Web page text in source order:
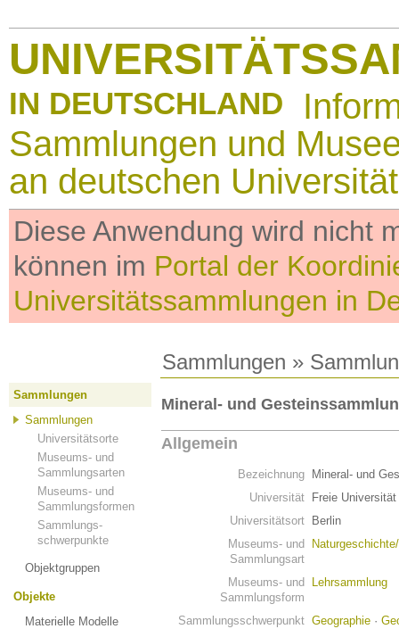
IN DEUTSCHLAND
Sammlungen und
an deutschen
Diese Anwendung wird nicht
können im Portal der
Universitätssammlungen in
Sammlungen »
Sammlungen
Sammlungen
Universitätsorte
Museums- und
Sammlungsarten
Museums- und
Sammlungsformen
Sammlungs-
schwerpunkte
Objektgruppen
Objekte
Materielle Modelle
Mineral- und
Allgemein
Bezeichnung
Mineral- und
Universität
Freie
Universitätsort
Berlin
Museums- und
Sammlungsart
Museums- und
Sammlungsform
Lehrsammlung
Sammlungsschwerpunkt Geographie ·